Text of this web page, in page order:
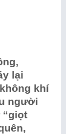
lại
khí
người
“giọt